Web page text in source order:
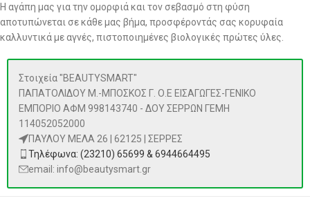
Η αγάπη μας για την ομορφιά και τον σεβασμό στη φύση
αποτυπώνεται σε κάθε μας βήμα, προσφέροντάς σας κορυφαία
καλλυντικά με αγνές, πιστοποιημένες βιολογικές πρώτες ύλες.
Στοιχεία "BEAUTYSMART"
ΠΑΠΑΤΟΛΙΔΟΥ Μ.-ΜΠΟΣΚΟΣ Γ. Ο.Ε ΕΙΣΑΓΩΓΕΣ-ΓΕΝΙΚΟ
ΕΜΠΟΡΙΟ ΑΦΜ 998143740 - ΔΟΥ ΣΕΡΡΩΝ ΓΕΜΗ
114052052000
ΠΑΥΛΟΥ ΜΕΛΑ 26 | 62125 | ΣΕΡΡΕΣ
Τηλέφωνα: (23210) 65699 & 6944664495
email: info@beautysmart.gr